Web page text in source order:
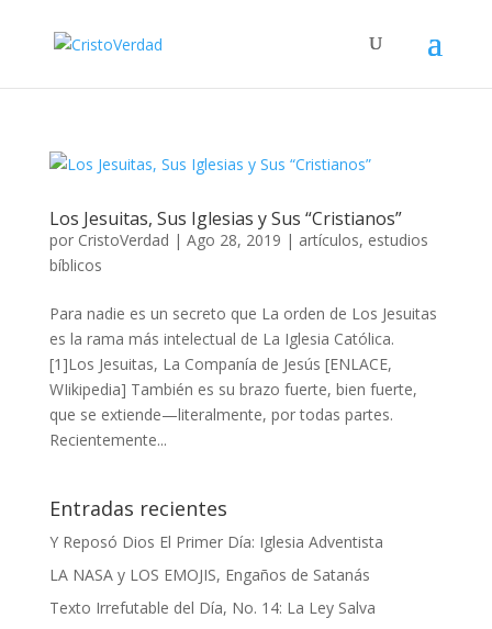
Los Jesuitas, Sus Iglesias y Sus “Cristianos”
por CristoVerdad | Ago 28, 2019 | artículos, estudios
bíblicos
Para nadie es un secreto que La orden de Los Jesuitas
es la rama más intelectual de La Iglesia Católica.
[1]Los Jesuitas, La Companía de Jesús [ENLACE,
WIikipedia] También es su brazo fuerte, bien fuerte,
que se extiende—literalmente, por todas partes.
Recientemente...
Entradas recientes
Y Reposó Dios El Primer Día: Iglesia Adventista
LA NASA y LOS EMOJIS, Engaños de Satanás
Texto Irrefutable del Día, No. 14: La Ley Salva